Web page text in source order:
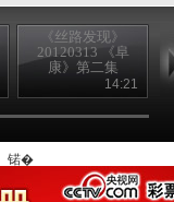
《丝路发现》
20120313 《阜
康》第二集
14:21
锘�